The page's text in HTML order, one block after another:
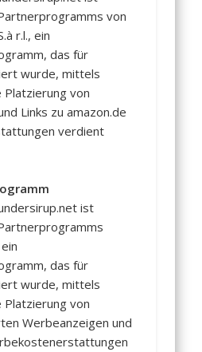
von
r.l., ein
das für
wurde, mittels
Platzierung von
Links zu amazon.de
verdient
ist
ein
das für
wurde, mittels
Platzierung von
Werbeanzeigen und